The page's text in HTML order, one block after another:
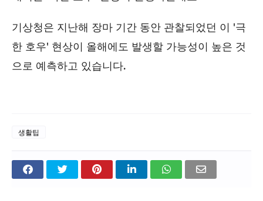
기상청은 지난해 장마 기간 동안 관찰되었던 이 '극
한 호우' 현상이 올해에도 발생할 가능성이 높은 것
으로 예측하고 있습니다.
생활팁